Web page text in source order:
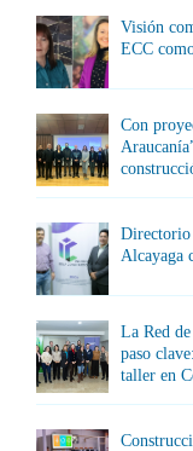
Visión
ECC
Con
Alcayaga
La Red
paso
taller en